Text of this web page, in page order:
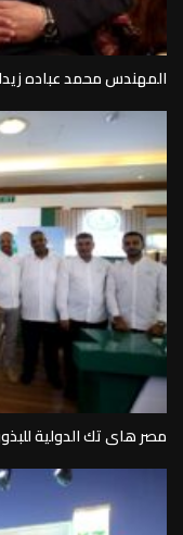
المهندس محمد عباده
مصر هاى تك الدولية